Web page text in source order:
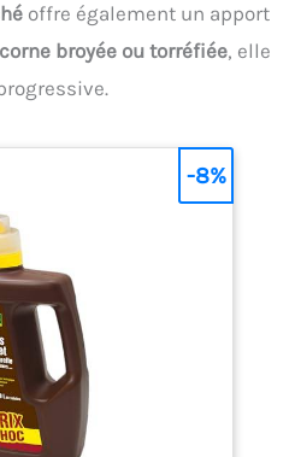
offre également un apport
corne broyée ou torréfiée, elle
-8%